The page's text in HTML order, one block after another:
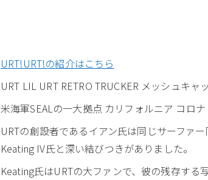
URT!URT!の紹介はこちら
URT LIL URT RETRO TRUCKER メッシュキャ
米海軍SEALの一大拠点 カリフォルニア コロ
URTの創設者であるイアン氏は同じサーファ
Keating IV氏と深い結びつきがありました。
Keating氏はURTの大ファンで、彼の残存する